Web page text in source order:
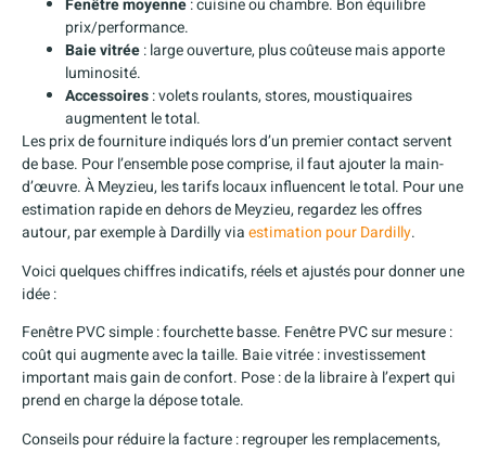
Fenêtre moyenne: cuisine ou chambre. Bon équilibre
prix/performance.
Baie vitrée: large ouverture, plus coûteuse mais apporte
luminosité.
Accessoires: volets roulants, stores, moustiquaires
augmentent le total.
Les prix de fourniture indiqués lors d’un premier contact servent
de base. Pour l’ensemble pose comprise, il faut ajouter la main-
d’œuvre. À Meyzieu, les tarifs locaux influencent le total. Pour une
estimation rapide en dehors de Meyzieu, regardez les offres
autour, par exemple à Dardilly viaestimation pour Dardilly.
Voici quelques chiffres indicatifs, réels et ajustés pour donner une
idée :
Fenêtre PVC simple : fourchette basse. Fenêtre PVC sur mesure :
coût qui augmente avec la taille. Baie vitrée : investissement
important mais gain de confort. Pose : de la libraire à l’expert qui
prend en charge la dépose totale.
Conseils pour réduire la facture : regrouper les remplacements,